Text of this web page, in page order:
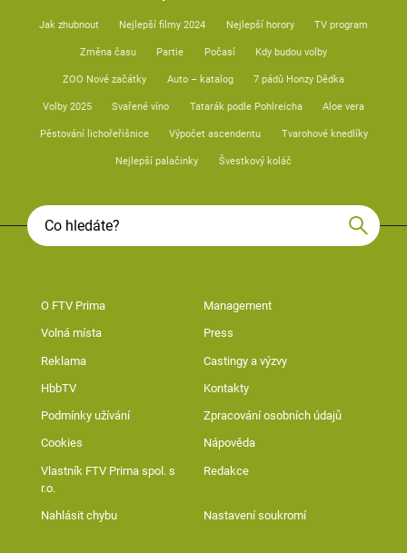
Jak zhubnout Nejlepší filmy 2024 Nejlepší horory TV program
Změna času Partie Počasí Kdy budou volby
ZOO Nové začátky Auto – katalog 7 pádů Honzy Dědka
Volby 2025 Svařené víno Tatarák podle Pohlreicha Aloe vera
Pěstování lichořeřišnice Výpočet ascendentu Tvarohové knedlíky
Nejlepší palačinky Švestkový koláč
O FTV Prima Management
Volná místa Press
Reklama Castingy a výzvy
HbbTV Kontakty
Podmínky užívání Zpracování osobních údajů
Cookies Nápověda
Vlastník FTV Prima spol. s
r.o.
Redakce
Nahlásit chybu Nastavení soukromí